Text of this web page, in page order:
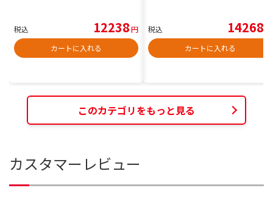
税込 12238円
カートに入れる
税込 14268
カートに入れる
このカテゴリをもっと見る
カスタマーレビュー